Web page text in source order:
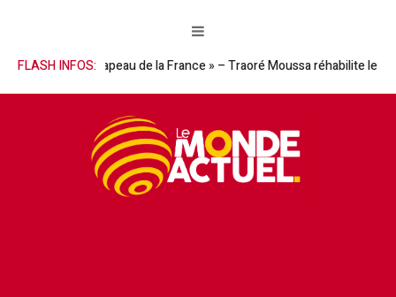
FLASH INFOS:
drapeau de la France » – Traoré Moussa réhabilite le Général Gaston